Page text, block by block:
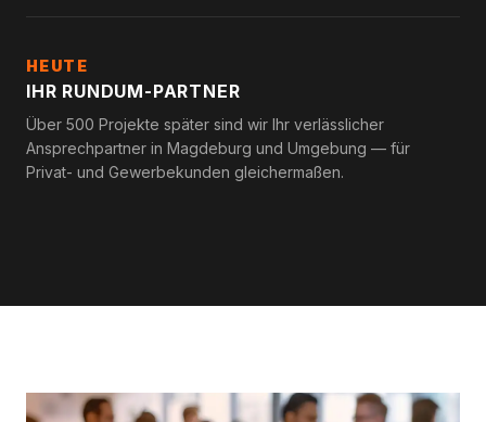
HEUTE
IHR RUNDUM-PARTNER
Über 500 Projekte später sind wir Ihr verlässlicher
Ansprechpartner in Magdeburg und Umgebung — für
Privat- und Gewerbekunden gleichermaßen.